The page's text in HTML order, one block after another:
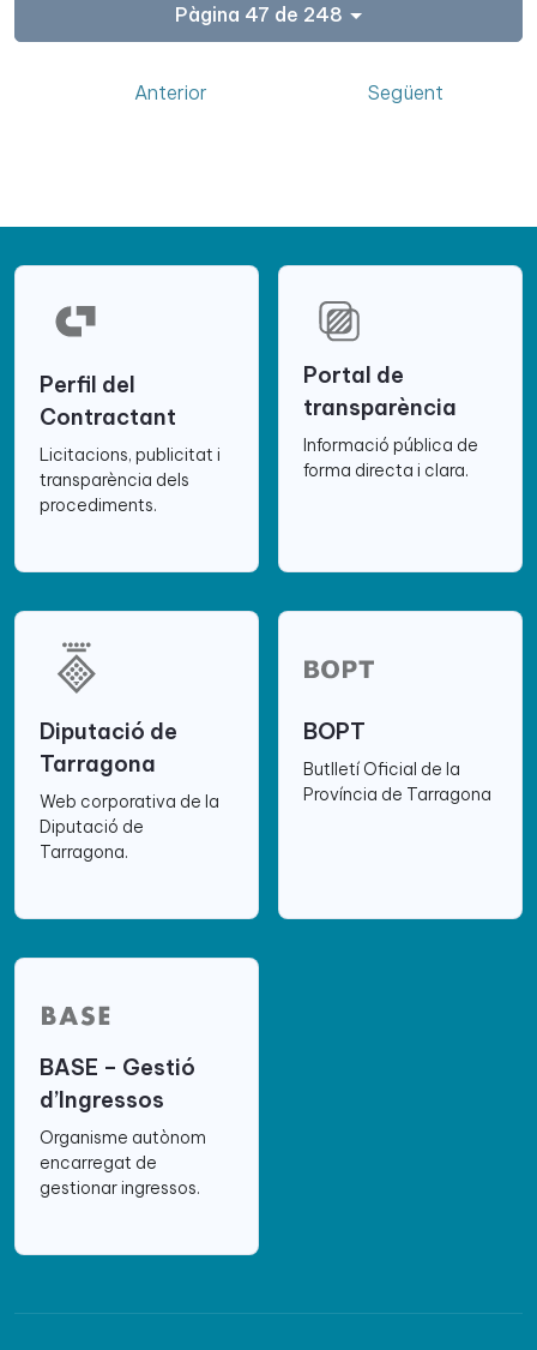
Pàgina 47 de 248
Anterior Següent
Perfil del
Contractant
Licitacions, publicitat i
transparència dels
procediments.
Portal de
transparència
Informació pública de
forma directa i clara.
Diputació de
Tarragona
Web corporativa de la
Diputació de
Tarragona.
BOPT
Butlletí Oficial de la
Província de Tarragona
BASE – Gestió
d’Ingressos
Organisme autònom
encarregat de
gestionar ingressos.